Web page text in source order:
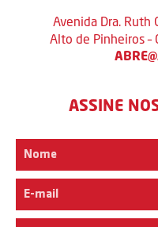
Avenida Dra. Ruth
Alto de Pinheiros –
ASSINE